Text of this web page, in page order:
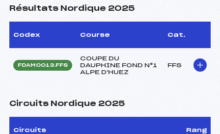
Résultats Nordique 2025
Codex Course Cat.
FDAM0013.FFS
COUPE DU
DAUPHINE FOND N°1
ALPE D'HUEZ
FFS
Circuits Nordique 2025
Circuits Rang